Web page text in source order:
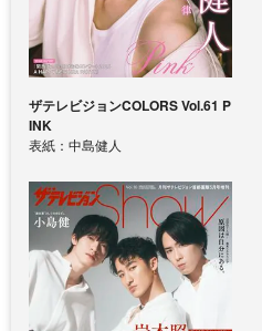
ザテレビジョンCOLORS Vol.61 P
INK
表紙：中島健人